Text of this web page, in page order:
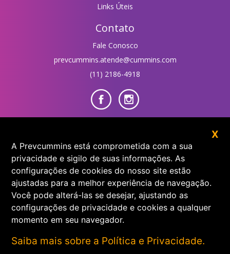
Links Úteis
Contato
Fale Conosco
prevcummins.atende@cummins.com
(11) 2186-4918
Prevcummins 2026 © Todos os direitos reservados.
X
A Prevcummins está comprometida com a sua
privacidade e sigilo de suas informações. As
configurações de cookies do nosso site estão
ajustadas para a melhor experiência de navegação.
Você pode alterá-las se desejar, ajustando as
configurações de privacidade e cookies a qualquer
momento em seu navegador.
Saiba mais sobre a Política e Privacidade.